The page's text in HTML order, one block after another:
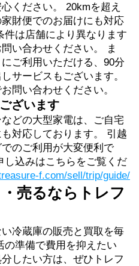
ください。 20kmを超え
財便でのお届けにも対応
は店舗により異なります
い合わせください。 ま
ご利用いただける、90分
サービスもございます。
問い合わせください。
ざいます
どの大型家電は、ご自宅
対応しております。 引越
のご利用が大変便利で
込みはこちらをご覧くだ
f.com/sell/trip/guide/
売るならトレフ
冷蔵庫の販売と買取を毎
の準備で費用を抑えたい
したい方は、ぜひトレフ